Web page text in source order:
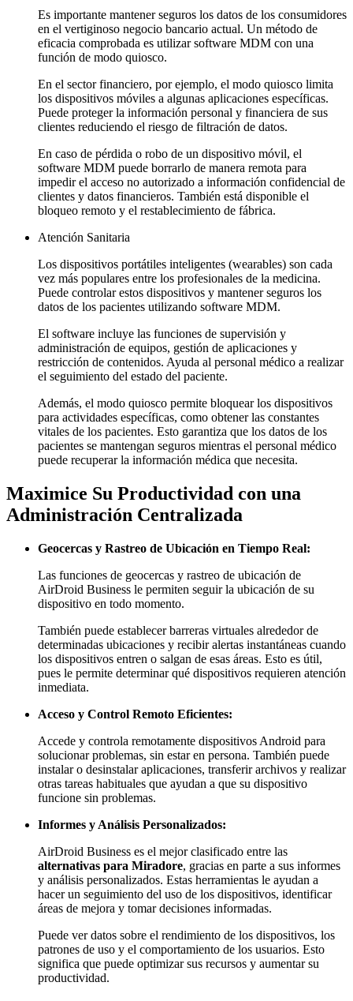
Es importante mantener seguros los datos de los consumidores
en el vertiginoso negocio bancario actual. Un método de
eficacia comprobada es utilizar software MDM con una
función de modo quiosco.
En el sector financiero, por ejemplo, el modo quiosco limita
los dispositivos móviles a algunas aplicaciones específicas.
Puede proteger la información personal y financiera de sus
clientes reduciendo el riesgo de filtración de datos.
En caso de pérdida o robo de un dispositivo móvil, el
software MDM puede borrarlo de manera remota para
impedir el acceso no autorizado a información confidencial de
clientes y datos financieros. También está disponible el
bloqueo remoto y el restablecimiento de fábrica.
Atención Sanitaria
Los dispositivos portátiles inteligentes (wearables) son cada
vez más populares entre los profesionales de la medicina.
Puede controlar estos dispositivos y mantener seguros los
datos de los pacientes utilizando software MDM.
El software incluye las funciones de supervisión y
administración de equipos, gestión de aplicaciones y
restricción de contenidos. Ayuda al personal médico a realizar
el seguimiento del estado del paciente.
Además, el modo quiosco permite bloquear los dispositivos
para actividades específicas, como obtener las constantes
vitales de los pacientes. Esto garantiza que los datos de los
pacientes se mantengan seguros mientras el personal médico
puede recuperar la información médica que necesita.
Maximice Su Productividad con una
Administración Centralizada
Geocercas y Rastreo de Ubicación en Tiempo Real:
Las funciones de geocercas y rastreo de ubicación de
AirDroid Business le permiten seguir la ubicación de su
dispositivo en todo momento.
También puede establecer barreras virtuales alrededor de
determinadas ubicaciones y recibir alertas instantáneas cuando
los dispositivos entren o salgan de esas áreas. Esto es útil,
pues le permite determinar qué dispositivos requieren atención
inmediata.
Acceso y Control Remoto Eficientes:
Accede y controla remotamente dispositivos Android para
solucionar problemas, sin estar en persona. También puede
instalar o desinstalar aplicaciones, transferir archivos y realizar
otras tareas habituales que ayudan a que su dispositivo
funcione sin problemas.
Informes y Análisis Personalizados:
AirDroid Business es el mejor clasificado entre las
alternativas para Miradore, gracias en parte a sus informes
y análisis personalizados. Estas herramientas le ayudan a
hacer un seguimiento del uso de los dispositivos, identificar
áreas de mejora y tomar decisiones informadas.
Puede ver datos sobre el rendimiento de los dispositivos, los
patrones de uso y el comportamiento de los usuarios. Esto
significa que puede optimizar sus recursos y aumentar su
productividad.